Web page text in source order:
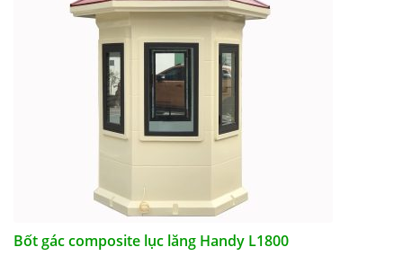
Bốt gác composite lục lăng Handy L1800